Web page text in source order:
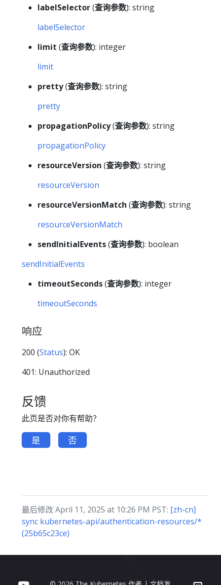
labelSelector(查询参数): string
labelSelector
limit (查询参数): integer
limit
pretty(查询参数): string
pretty
propagationPolicy(查询参数): string
propagationPolicy
resourceVersion (查询参数): string
resourceVersion
resourceVersionMatch (查询参数): string
resourceVersionMatch
sendInitialEvents(查询参数): boolean
sendInitialEvents
timeoutSeconds(查询参数): integer
timeoutSeconds
响应
200 (Status): OK
401: Unauthorized
反馈
此页是否对你有帮助？
是 否
最后修改 April 11, 2025 at 10:26 PM PST: [zh-cn]
sync kubernetes-api/authentication-resources/*
(25b65c23ce)